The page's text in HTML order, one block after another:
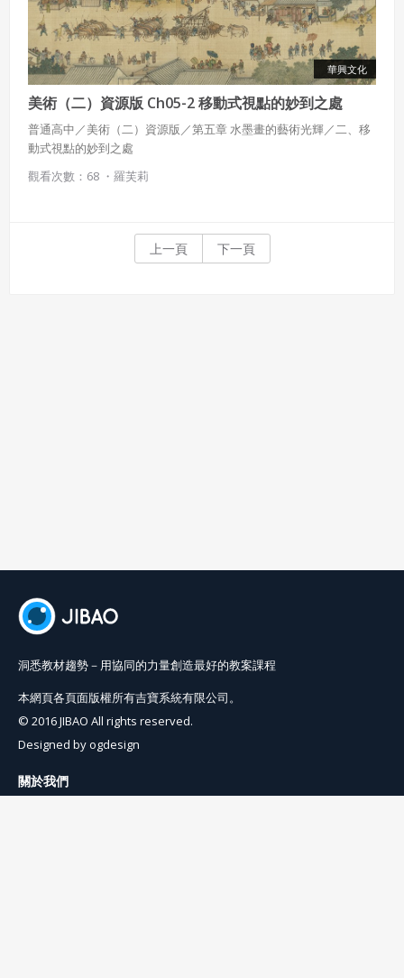
華興文化
美術（二）資源版 Ch05-2 移動式視點的妙到之處
普通高中／美術（二）資源版／第五章 水墨畫的藝術光輝／二、移
動式視點的妙到之處
觀看次數：68 ・ 羅芙莉
上一頁 下一頁
洞悉教材趨勢－用協同的力量創造最好的教案課程
本網頁各頁面版權所有吉寶系統有限公司。
© 2016 JIBAO All rights reserved.
Designed byogdesign
關於我們